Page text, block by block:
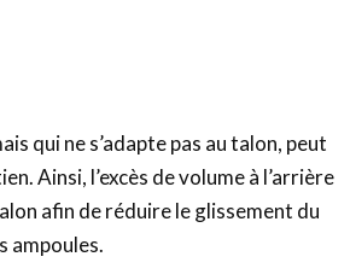
qui ne s’adapte pas au talon, peut
Ainsi, l’excès de volume à l’arrière
afin de réduire le glissement du
ampoules.